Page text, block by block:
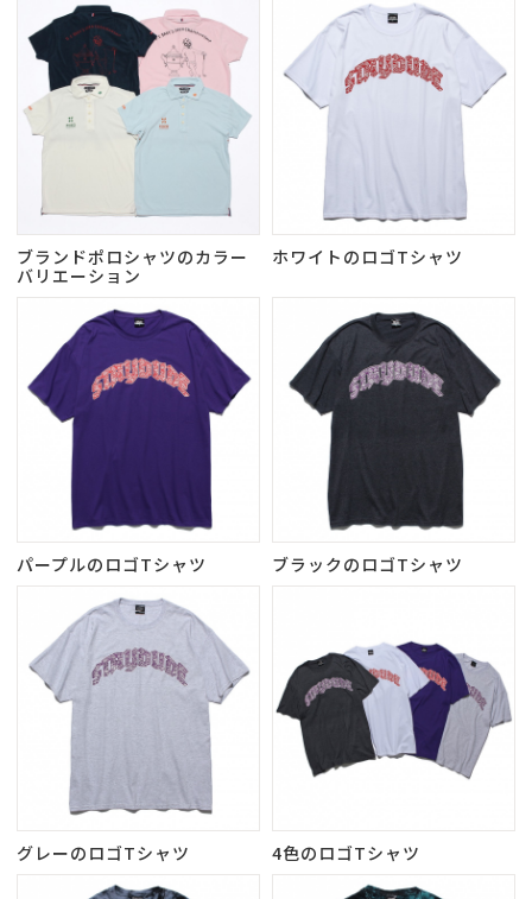
ブランドポロシャツのカラー
バリエーション
ホワイトのロゴTシャツ
パープルのロゴTシャツ ブラックのロゴTシャツ
グレーのロゴTシャツ 4色のロゴTシャツ